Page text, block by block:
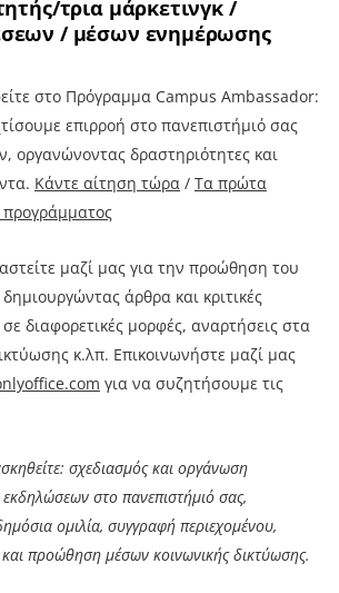
τρια μάρκετινγκ /
/ μέσων ενημέρωσης
στο Πρόγραμμα Campus Ambassador:
επιρροή στο πανεπιστήμιό σας
οργανώνοντας δραστηριότητες και
Κάντε αίτηση τώρα / Τα πρώτα
μαζί μας για την προώθηση του
άρθρα και κριτικές
σε διαφορετικές μορφές, αναρτήσεις στα
κ.λπ. Επικοινωνήστε μαζί μας
για να συζητήσουμε τις
σχεδιασμός και οργάνωση
στο πανεπιστήμιό σας,
ομιλία, συγγραφή περιεχομένου,
προώθηση μέσων κοινωνικής δικτύωσης.